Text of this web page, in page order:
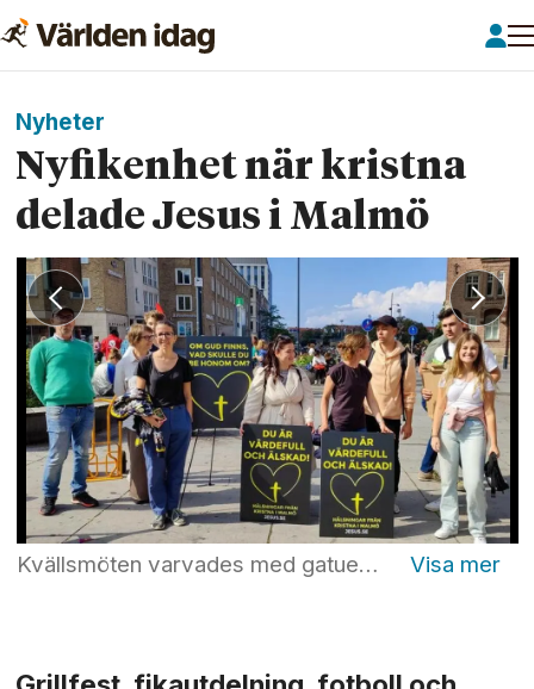
Nyheter
Nyfikenhet när kristna
delade Jesus i Malmö
Kvällsmöten varvades med gatuevangelisation när eventet ”Älska Malmö” ägde rum i helgen. Foto: Privat